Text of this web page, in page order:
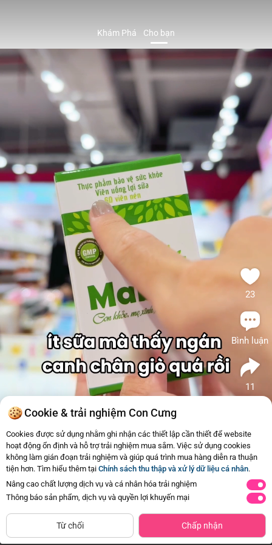
Khám Phá Cho bạn
#Suckhoe #Vienuongloisua
23
Bình luận
11
Tương tự
1
Thực phẩm bảo vệ sức khỏe viên
uống lợi sữa Mabio
345.000đ
Cookie & trải nghiệm Con Cưng
Cookies được sử dụng nhằm ghi nhận các thiết lập cần thiết để website
hoạt động ổn định và hỗ trợ trải nghiệm mua sắm. Việc sử dụng cookies
không làm gián đoạn trải nghiệm và giúp quá trình mua hàng diễn ra thuận
tiện hơn. Tìm hiểu thêm tại Chính sách thu thập và xử lý dữ liệu cá nhân.
Nâng cao chất lượng dịch vụ và cá nhân hóa trải nghiệm
Thông báo sản phẩm, dịch vụ và quyền lợi khuyến mại
Từ chối Chấp nhận
Danh mục Giỏ hàng